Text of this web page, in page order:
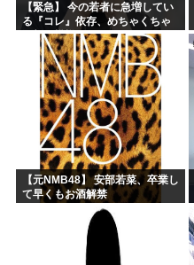
【緊急】 今の若者に急増してい
る『コレ』依存、めちゃくちゃ
深刻な模様w w w w w w w w w w
【元NMB48】 安部若菜、卒業し
て早くもお酒解禁